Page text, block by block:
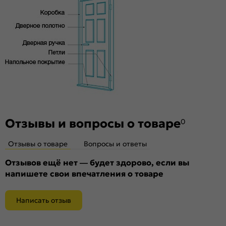
Материал:
высококачественного соснового бруса и MDF,
и практически бесшумного закрывания
Отзывы и вопросы о товаре0
Отзывы о товаре Вопросы и ответы
Отзывов ещё нет — будет здорово, если вы
напишете свои впечатления о товаре
Написать отзыв